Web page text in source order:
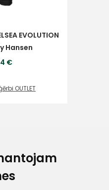
EVOLUTION
Hansen
€
OUTLET
nov., LV - 3801
(+371) 63 881
186